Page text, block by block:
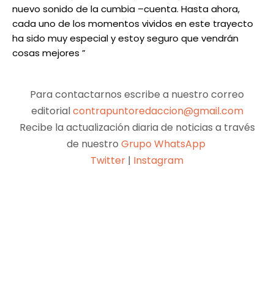
nuevo sonido de la cumbia –cuenta. Hasta ahora,
cada uno de los momentos vividos en este trayecto
ha sido muy especial y estoy seguro que vendrán
cosas mejores ”
Para contactarnos escribe a nuestro correo
editorialcontrapuntoredaccion@gmail.com
Recibe la actualización diaria de noticias a través
de nuestro Grupo WhatsApp
Twitter | Instagram